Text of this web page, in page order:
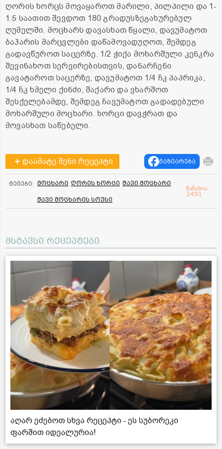
ღორის ხორცს მოვაყაროთ მარილი, პილპილი და 1-
1.5 საათით შევდოთ 180 გრადუსზეგახურებულ
ღუმელში. მოცხარს დავასხათ წყალი, დავუმატოთ
ბაჰარის მარცვლები დაწამოვადუღოთ, შემდეგ
გადავწუროთ საცერზე. 1/2 ჭიქა მოხარშული კენკრა
შევინახოთ სერვირებისთვის, დანარჩენი
გავატაროთ საცერზე, დავუმატოთ 1/4 ჩკ პაპრიკა,
1/4 ჩკ ხმელი ქინძი, შაქარი და ვხარშოთ
შესქელებამდე, შემდეგ ჩავუმატოთ გადადებული
მოხარშული მოცხარი. ხორცი დავჭრათ და
მოვასხათ საწებელი.
დაამატე შენი რეცეპტი გაზიარება
ტეგები: მოცხარი ღორის ხორცი შავი მოცხარი
შავი მოცხარის სოუსი
ნანახია:
2491
მსგავსი რეცეპტები
აღარ ეძებოთ სხვა რეცეპტი - ეს სუბორეკი
ფარშით იდეალურია!